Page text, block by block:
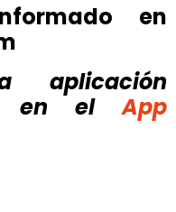
en
aplicación
en el
App